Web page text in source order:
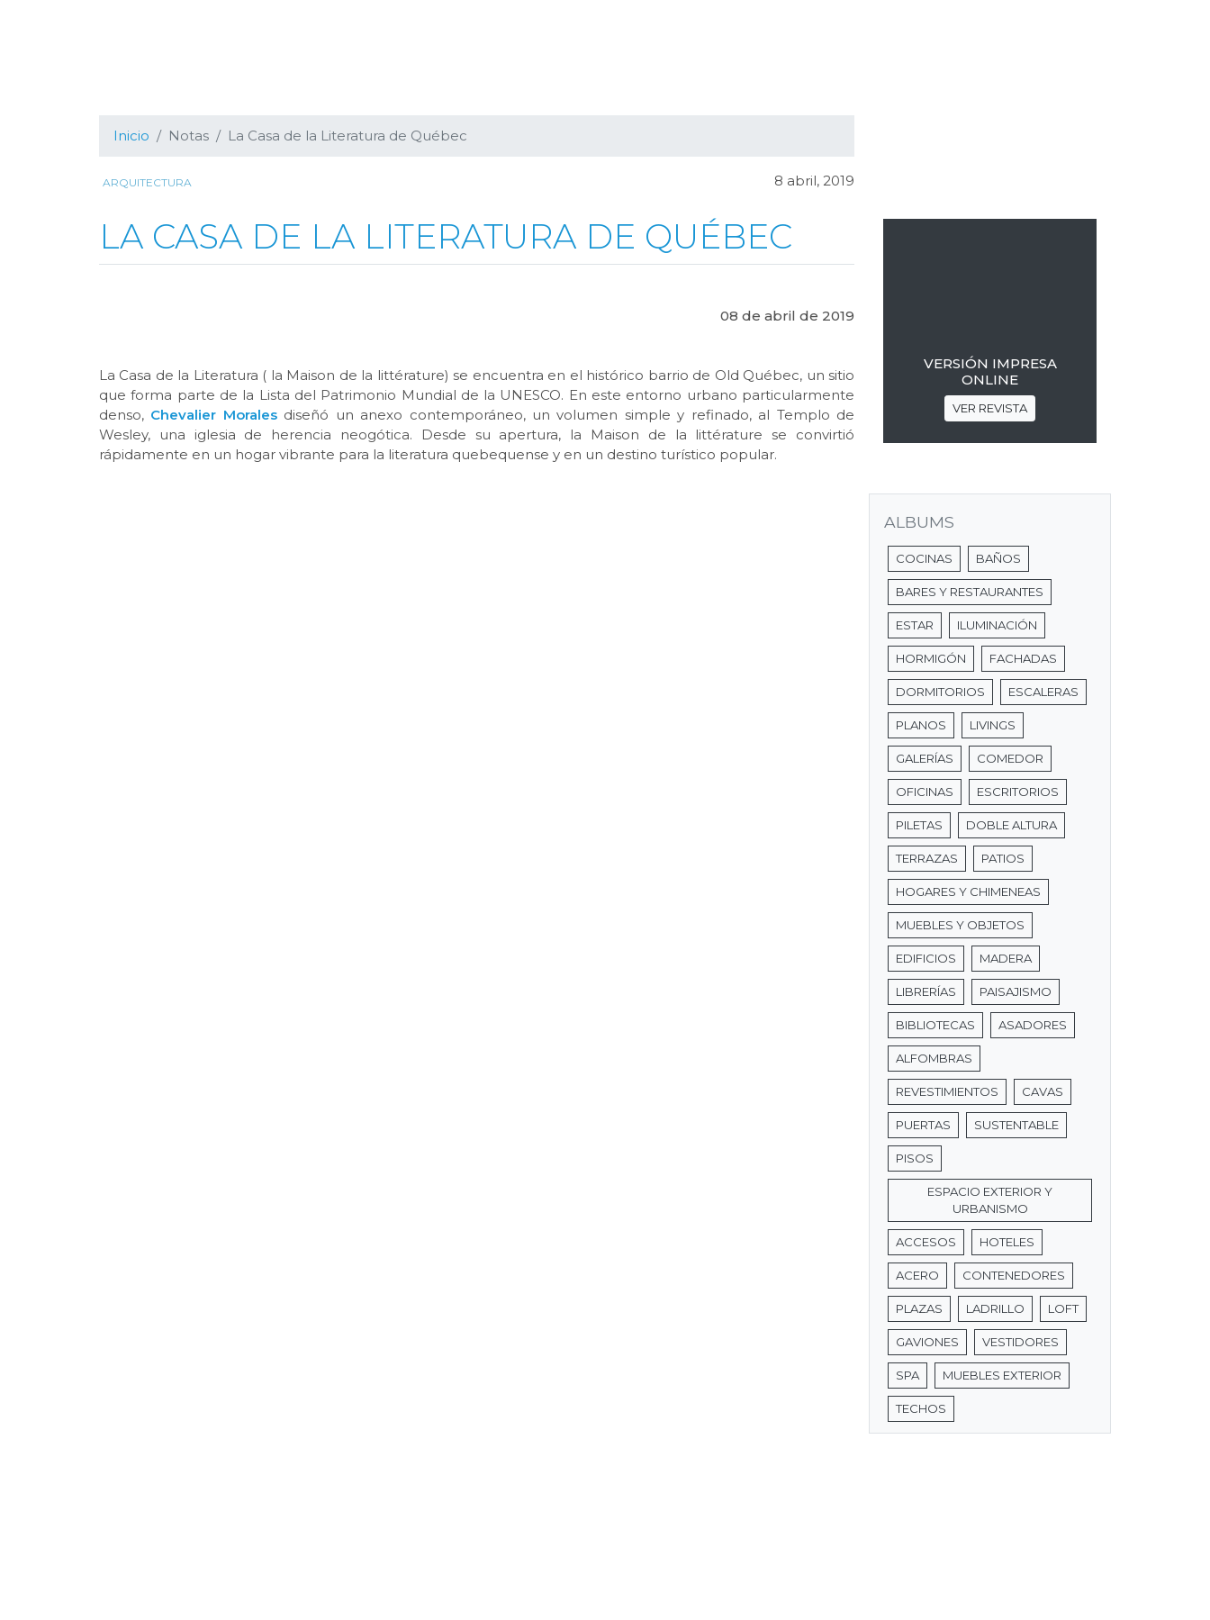
Inicio Notas La Casa de la Literatura de Québec
ARQUITECTURA 8 abril, 2019
LA CASA DE LA LITERATURA DE QUÉBEC
08 de abril de 2019
La Casa de la Literatura ( la Maison de la littérature) se encuentra en el histórico barrio de Old Québec, un sitio
que forma parte de la Lista del Patrimonio Mundial de la UNESCO. En este entorno urbano particularmente
denso, Chevalier Moralesdiseñó un anexo contemporáneo, un volumen simple y refinado, al Templo de
Wesley, una iglesia de herencia neogótica. Desde su apertura, la Maison de la littérature se convirtió
rápidamente en un hogar vibrante para la literatura quebequense y en un destino turístico popular.
VERSIÓN IMPRESA
ONLINE
VER REVISTA
ALBUMS
COCINAS BAÑOS
BARES Y RESTAURANTES
ESTAR ILUMINACIÓN
HORMIGÓN FACHADAS
DORMITORIOS ESCALERAS
PLANOS LIVINGS
GALERÍAS COMEDOR
OFICINAS ESCRITORIOS
PILETAS DOBLE ALTURA
TERRAZAS PATIOS
HOGARES Y CHIMENEAS
MUEBLES Y OBJETOS
EDIFICIOS MADERA
LIBRERÍAS PAISAJISMO
BIBLIOTECAS ASADORES
ALFOMBRAS
REVESTIMIENTOS CAVAS
PUERTAS SUSTENTABLE
PISOS
ESPACIO EXTERIOR Y
URBANISMO
ACCESOS HOTELES
ACERO CONTENEDORES
PLAZAS LADRILLO LOFT
GAVIONES VESTIDORES
SPA MUEBLES EXTERIOR
TECHOS